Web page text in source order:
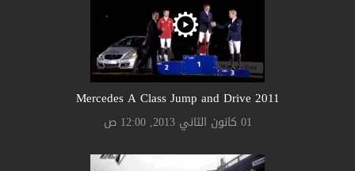
2011 Mercedes A Class Jump and Drive
01 كانون الثاني 2013, 12:00 ص